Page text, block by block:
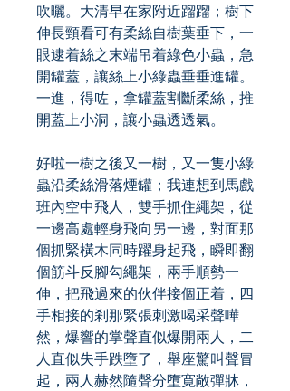
吹曬。大清早在家附近蹓蹓；樹下
伸長頸看可有柔絲自樹葉垂下，一
眼逮着絲之末端吊着綠色小蟲，急
開罐蓋，讓絲上小綠蟲垂垂進罐。
一進，得咗，拿罐蓋割斷柔絲，推
開蓋上小洞，讓小蟲透透氣。
好啦一樹之後又一樹，又一隻小綠
蟲沿柔絲滑落煙罐；我連想到馬戲
班內空中飛人，雙手抓住繩架，從
一邊高處輕身飛向另一邊，對面那
個抓緊橫木同時躍身起飛，瞬即翻
個筋斗反腳勾繩架，兩手順勢一
伸，把飛過來的伙伴接個正着，四
手相接的剎那緊張刺激喝采聲嘩
然，爆響的掌聲直似爆開兩人，二
人直似失手跌墮了，舉座驚叫聲冒
起，兩人赫然隨聲分墮寛敞彈牀，